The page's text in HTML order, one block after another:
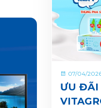
07/04/
ƯU ĐÃI